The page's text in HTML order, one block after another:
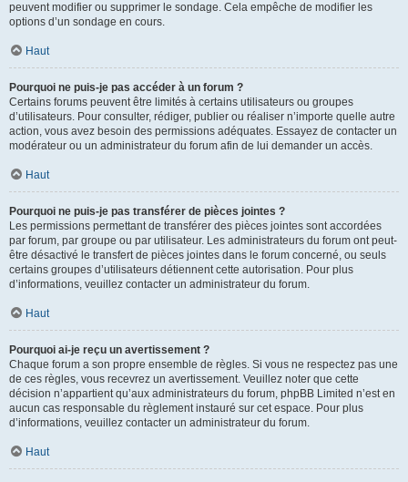
peuvent modifier ou supprimer le sondage. Cela empêche de modifier les
options d’un sondage en cours.
Haut
Pourquoi ne puis-je pas accéder à un forum ?
Certains forums peuvent être limités à certains utilisateurs ou groupes
d’utilisateurs. Pour consulter, rédiger, publier ou réaliser n’importe quelle autre
action, vous avez besoin des permissions adéquates. Essayez de contacter un
modérateur ou un administrateur du forum afin de lui demander un accès.
Haut
Pourquoi ne puis-je pas transférer de pièces jointes ?
Les permissions permettant de transférer des pièces jointes sont accordées
par forum, par groupe ou par utilisateur. Les administrateurs du forum ont peut-
être désactivé le transfert de pièces jointes dans le forum concerné, ou seuls
certains groupes d’utilisateurs détiennent cette autorisation. Pour plus
d’informations, veuillez contacter un administrateur du forum.
Haut
Pourquoi ai-je reçu un avertissement ?
Chaque forum a son propre ensemble de règles. Si vous ne respectez pas une
de ces règles, vous recevrez un avertissement. Veuillez noter que cette
décision n’appartient qu’aux administrateurs du forum, phpBB Limited n’est en
aucun cas responsable du règlement instauré sur cet espace. Pour plus
d’informations, veuillez contacter un administrateur du forum.
Haut